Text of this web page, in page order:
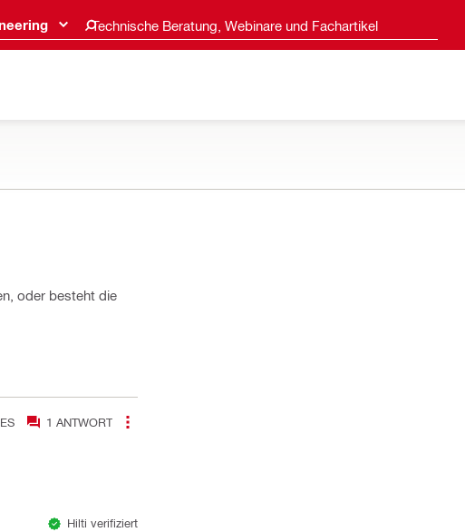
Technische Beratung, Webinare und Fachartikel
oder besteht die
1 ANTWORT
Hilti verifiziert